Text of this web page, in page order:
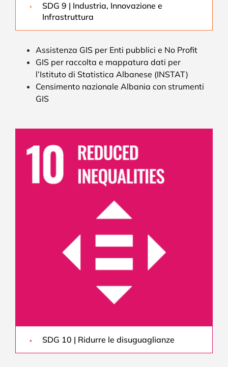
SDG 9 | Industria, Innovazione e
Infrastruttura
Assistenza GIS per Enti pubblici e No Profit
GIS per raccolta e mappatura dati per
l’Istituto di Statistica Albanese (INSTAT)
Censimento nazionale Albania con strumenti
GIS
SDG 10 | Ridurre le disuguaglianze